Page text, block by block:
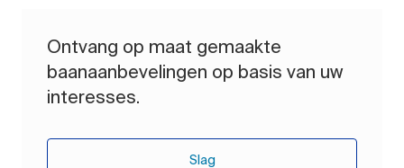
Ontvang op maat gemaakte
baanaanbevelingen op basis van uw
interesses.
Slag